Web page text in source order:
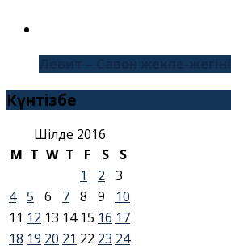
Күнтізбе
Шілде 2016
M T W T F S S
1 2
3
4 5 6 7 8 9
10
11 12 13 14 15 16 17
18 19 20 21 22 23 24